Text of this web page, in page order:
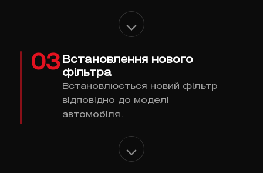
03 Встановлення нового
фільтра
Встановлюється новий фільтр
відповідно до моделі
автомобіля.